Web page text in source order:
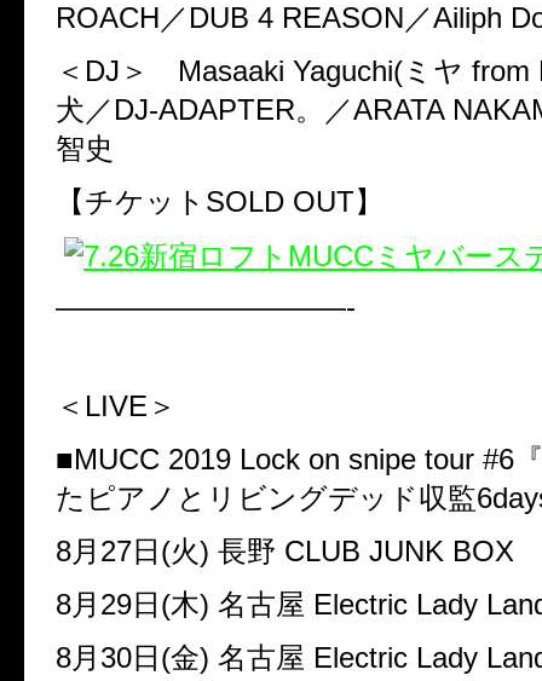
ROACH ／DUB 4 REASON ／Ailiph
＜ DJ ＞ Masaaki Yaguchi( ミヤ from
犬／DJ-ADAPTER。／ARATA
智史
【チケット SOLD OUT】
——————————-
＜ LIVE ＞
■MUCC 2019 Lock on snipe tour #6
たピアノとリビングデッド収監
8月 27日 (火) 長野 CLUB JUNK BOX
8月 29日 (木) 名古屋 Electric Lady
8月 30日 (金) 名古屋 Electric Lady